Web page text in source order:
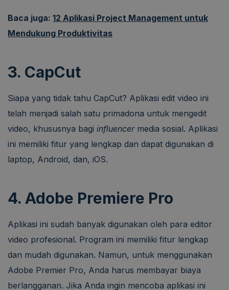
Baca juga: 12 Aplikasi Project Management untuk
Mendukung Produktivitas
3. CapCut
Siapa yang tidak tahu CapCut? Aplikasi edit video ini
telah menjadi salah satu primadona untuk mengedit
video, khususnya bagi influencermedia sosial. Aplikasi
ini memiliki fitur yang lengkap dan dapat digunakan di
laptop, Android, dan, iOS.
4. Adobe Premiere Pro
Aplikasi ini sudah banyak digunakan oleh para editor
video profesional. Program ini memiliki fitur lengkap
dan mudah digunakan. Namun, untuk menggunakan
Adobe Premier Pro, Anda harus membayar biaya
berlangganan. Jika Anda ingin mencoba aplikasi ini